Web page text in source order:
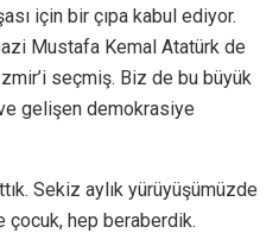
için bir çıpa kabul ediyor.
Mustafa Kemal Atatürk de
seçmiş. Biz de bu büyük
gelişen demokrasiye
Sekiz aylık yürüyüşümüzde
çocuk, hep beraberdik.